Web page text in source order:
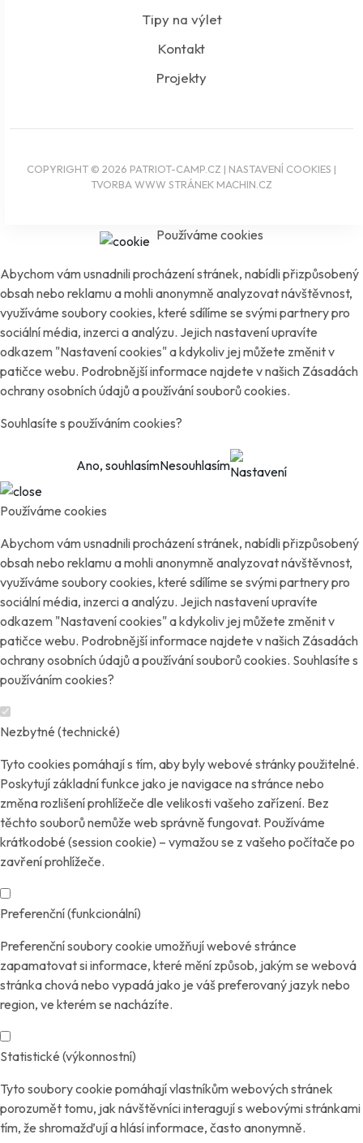
Tipy na výlet
Kontakt
Projekty
COPYRIGHT © 2026 PATRIOT-CAMP.CZ | NASTAVENÍ COOKIES |
TVORBA WWW STRÁNEK MACHIN.CZ
Používáme cookies
Abychom vám usnadnili procházení stránek, nabídli přizpůsobený
obsah nebo reklamu a mohli anonymně analyzovat návštěvnost,
využíváme soubory cookies, které sdílíme se svými partnery pro
sociální média, inzerci a analýzu. Jejich nastavení upravíte
odkazem "Nastavení cookies" a kdykoliv jej můžete změnit v
patičce webu. Podrobnější informace najdete v našich Zásadách
ochrany osobních údajů a používání souborů cookies.
Souhlasíte s používáním cookies?
Ano, souhlasímNesouhlasímNastavení
Používáme cookies
Abychom vám usnadnili procházení stránek, nabídli přizpůsobený
obsah nebo reklamu a mohli anonymně analyzovat návštěvnost,
využíváme soubory cookies, které sdílíme se svými partnery pro
sociální média, inzerci a analýzu. Jejich nastavení upravíte
odkazem "Nastavení cookies" a kdykoliv jej můžete změnit v
patičce webu. Podrobnější informace najdete v našich Zásadách
ochrany osobních údajů a používání souborů cookies. Souhlasíte s
používáním cookies?
Nezbytné (technické)
Tyto cookies pomáhají s tím, aby byly webové stránky použitelné.
Poskytují základní funkce jako je navigace na stránce nebo
změna rozlišení prohlížeče dle velikosti vašeho zařízení. Bez
těchto souborů nemůže web správně fungovat. Používáme
krátkodobé (session cookie) – vymažou se z vašeho počítače po
zavření prohlížeče.
Preferenční (funkcionální)
Preferenční soubory cookie umožňují webové stránce
zapamatovat si informace, které mění způsob, jakým se webová
stránka chová nebo vypadá jako je váš preferovaný jazyk nebo
region, ve kterém se nacházíte.
Statistické (výkonnostní)
Tyto soubory cookie pomáhají vlastníkům webových stránek
porozumět tomu, jak návštěvníci interagují s webovými stránkami
tím, že shromažďují a hlásí informace, často anonymně.